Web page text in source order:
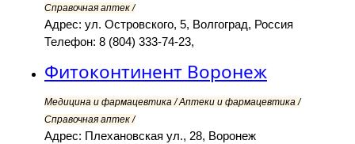
Справочная аптек /
Адрес: ул. Островского, 5, Волгоград, Россия
Телефон: 8 (804) 333-74-23,
Фитоконтинент Воронеж
Медицина и фармацевтика / Аптеки и фармацевтика /
Справочная аптек /
Адрес: Плехановская ул., 28, Воронеж